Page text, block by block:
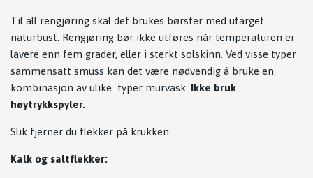
Til all rengjøring skal det brukes børster med ufarget
naturbust. Rengjøring bør ikke utføres når temperaturen er
lavere enn fem grader, eller i sterkt solskinn. Ved visse typer
sammensatt smuss kan det være nødvendig å bruke en
kombinasjon av ulike typer murvask. Ikke bruk
høytrykkspyler.
Slik fjerner du flekker på krukken:
Kalk og saltflekker: